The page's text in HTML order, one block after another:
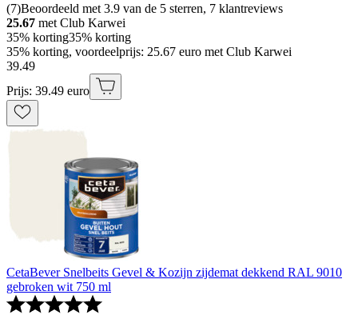
(7)Beoordeeld met 3.9 van de 5 sterren, 7 klantreviews
25.67 met Club Karwei
35% korting35% korting
35% korting, voordeelprijs: 25.67 euro met Club Karwei
39.49
Prijs: 39.49 euro
CetaBever Snelbeits Gevel & Kozijn zijdemat dekkend RAL 9010
gebroken wit 750 ml